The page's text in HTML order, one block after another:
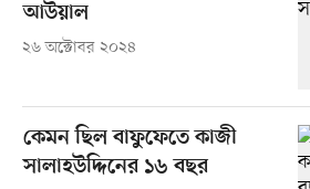
আউয়াল
২৬ অক্টোবর ২০২৪
কেমন ছিল বাফুফেতে কাজী
সালাহউদ্দিনের ১৬ বছর